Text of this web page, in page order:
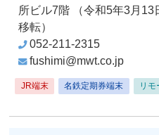
所ビル7階（令和5年3月13
移転）
052-211-2315
fushimi@mwt.co.jp
JR端末 名鉄定期券端末 リモ